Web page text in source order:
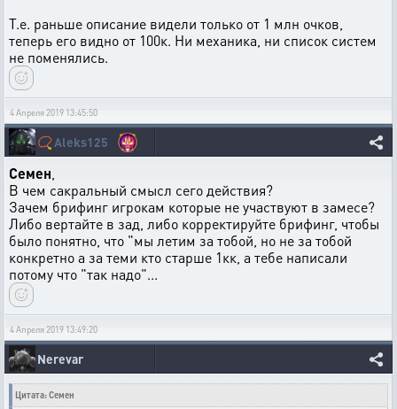
Т.е. раньше описание видели только от 1 млн очков,
теперь его видно от 100к. Ни механика, ни список систем
не поменялись.
4 Апреля 2019 13:45:50
📿Aleks125
Семен
В чем сакральный смысл сего действия?
Зачем брифинг игрокам которые не участвуют в замесе?
Либо вертайте в зад, либо корректируйте брифинг, чтобы
было понятно, что "мы летим за тобой, но не за тобой
конкретно а за теми кто старше 1кк, а тебе написали
потому что "так надо"...
4 Апреля 2019 13:49:20
Nerevar
Цитата: Семен